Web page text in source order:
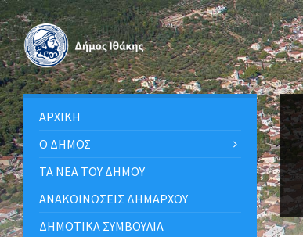
ΑΡΧΙΚΉ
Ο ΔΉΜΟΣ
ΤΑ ΝΈΑ ΤΟΥ ΔΉΜΟΥ
ΑΝΑΚΟΙΝΩΣΕΙΣ ΔΗΜΑΡΧΟΥ
ΔΗΜΟΤΙΚΆ ΣΥΜΒΟΎΛΙΑ